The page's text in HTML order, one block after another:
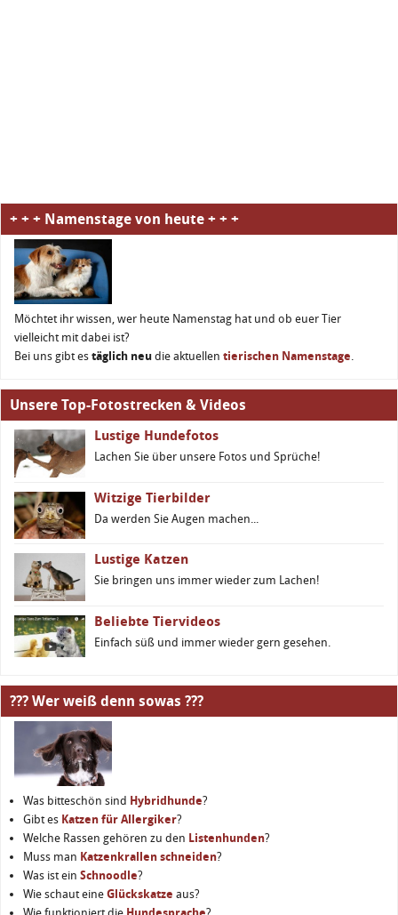
+ + + Namenstage von heute + + +
Möchtet ihr wissen, wer heute Namenstag hat und ob euer Tier
vielleicht mit dabei ist?
Bei uns gibt es täglich neu die aktuellen tierischen Namenstage.
Unsere Top-Fotostrecken & Videos
Lustige Hundefotos
Lachen Sie über unsere Fotos und Sprüche!
Witzige Tierbilder
Da werden Sie Augen machen...
Lustige Katzen
Sie bringen uns immer wieder zum Lachen!
Beliebte Tiervideos
Einfach süß und immer wieder gern gesehen.
??? Wer weiß denn sowas ???
Was bitteschön sind Hybridhunde?
Gibt es Katzen für Allergiker?
Welche Rassen gehören zu den Listenhunden?
Muss man Katzenkrallen schneiden?
Was ist ein Schnoodle?
Wie schaut eine Glückskatze aus?